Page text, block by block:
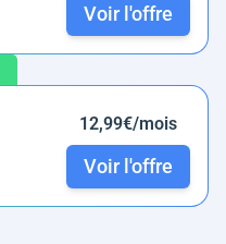
Voir l'offre
12,99€/mois
Voir l'offre